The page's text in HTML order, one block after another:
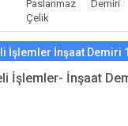
Paslanmaz
Çelik
Demiri
İşlemler İnşaat Demiri
İşlemler- İnşaat